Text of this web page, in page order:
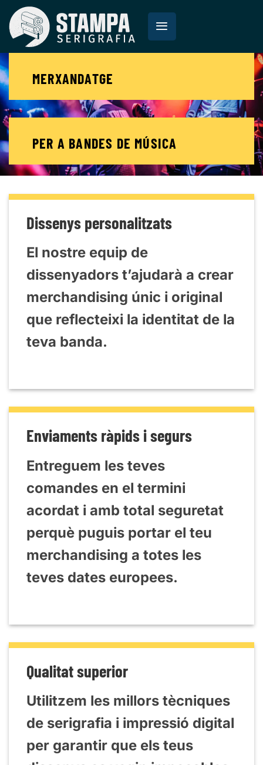
Saltar
al
contenido
MERXANDATGE
PER A BANDES DE MÚSICA
Dissenys personalitzats
El nostre equip de
dissenyadors t’ajudarà a crear
merchandising únic i original
que reflecteixi la identitat de la
teva banda.
Enviaments ràpids i segurs
Entreguem les teves
comandes en el termini
acordat i amb total seguretat
perquè puguis portar el teu
merchandising a totes les
teves dates europees.
Qualitat superior
Utilitzem les millors tècniques
de serigrafia i impressió digital
per garantir que els teus